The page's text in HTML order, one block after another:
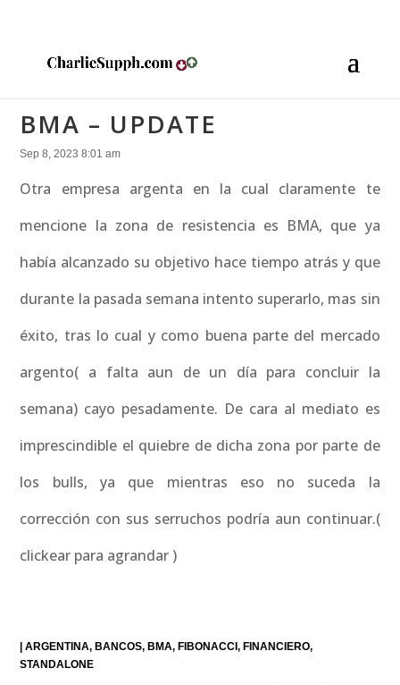
BMA – UPDATE
Sep 8, 2023 8:01 am
Otra empresa argenta en la cual claramente te
mencione la zona de resistencia es BMA, que ya
había alcanzado su objetivo hace tiempo atrás y que
durante la pasada semana intento superarlo, mas sin
éxito, tras lo cual y como buena parte del mercado
argento( a falta aun de un día para concluir la
semana) cayo pesadamente. De cara al mediato es
imprescindible el quiebre de dicha zona por parte de
los bulls, ya que mientras eso no suceda la
corrección con sus serruchos podría aun continuar.(
clickear para agrandar )
|ARGENTINA BANCOS BMA FIBONACCI FINANCIERO
STANDALONE